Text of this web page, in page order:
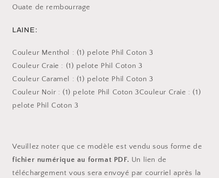
Ouate de rembourrage
LAINE:
Couleur Menthol : (1) pelote Phil Coton 3
Couleur Craie : (1) pelote Phil Coton 3
Couleur Caramel : (1) pelote Phil Coton 3
Couleur Noir : (1) pelote Phil Coton 3Couleur Craie : (1)
pelote Phil Coton 3
Veuillez noter que ce modèle est vendu sous forme de
fichier numérique au format PDF. Un lien de
téléchargement vous sera envoyé par courriel après la